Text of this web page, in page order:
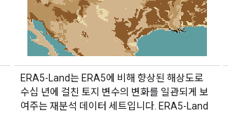
ERA5-Land는 ERA5에 비해 향상된 해상도로
수십 년에 걸친 토지 변수의 변화를 일관되게 보
여주는 재분석 데이터 세트입니다. ERA5-Land